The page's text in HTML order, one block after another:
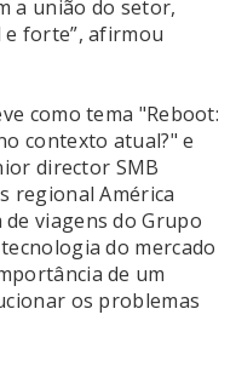
a união do setor,
forte”, afirmou
como tema "Reboot:
contexto atual?" e
director SMB
regional América
de viagens do Grupo
do mercado
de um
os problemas